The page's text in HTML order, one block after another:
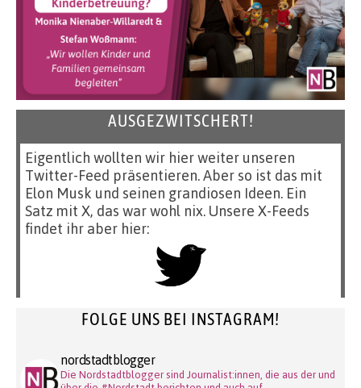
AUSGEZWITSCHERT!
Eigentlich wollten wir hier weiter unseren
Twitter-Feed präsentieren. Aber so ist das mit
Elon Musk und seinen grandiosen Ideen. Ein
Satz mit X, das war wohl nix. Unsere X-Feeds
findet ihr aber hier:
FOLGE UNS BEI INSTAGRAM!
nordstadtblogger
Die Nordstadtblogger sind Journalist:innen, die aus der und